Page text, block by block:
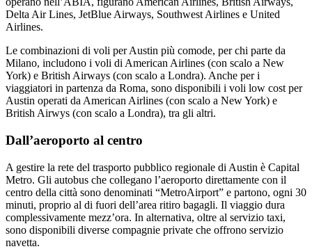
Delta Air Lines, JetBlue Airways, Southwest Airlines e United
Airlines.
Le combinazioni di voli per Austin più comode, per chi parte da
Milano, includono i voli di American Airlines (con scalo a New
York) e British Airways (con scalo a Londra). Anche per i
viaggiatori in partenza da Roma, sono disponibili i voli low cost per
Austin operati da American Airlines (con scalo a New York) e
British Airwys (con scalo a Londra), tra gli altri.
Dall’aeroporto al centro
A gestire la rete del trasporto pubblico regionale di Austin è Capital
Metro. Gli autobus che collegano l’aeroporto direttamente con il
centro della città sono denominati “MetroAirport” e partono, ogni 30
minuti, proprio al di fuori dell’area ritiro bagagli. Il viaggio dura
complessivamente mezz’ora. In alternativa, oltre al servizio taxi,
sono disponibili diverse compagnie private che offrono servizio
navetta.